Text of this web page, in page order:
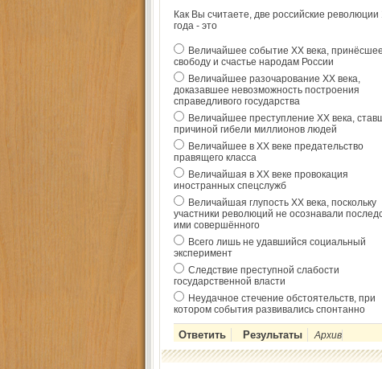
Как Вы считаете, две российские революции
года - это
Величайшее событие ХХ века, принёсшее
свободу и счастье народам России
Величайшее разочарование ХХ века,
доказавшее невозможность построения
справедливого государства
Величайшее преступление ХХ века,
причиной гибели миллионов людей
Величайшее в ХХ веке предательство
правящего класса
Величайшая в ХХ веке провокация
иностранных спецслужб
Величайшая глупость ХХ века, поскольку
участники революций не осознавали
ими совершённого
Всего лишь не удавшийся социальный
эксперимент
Следствие преступной слабости
государственной власти
Неудачное стечение обстоятельств, при
котором события развивались спонтанно
Архив